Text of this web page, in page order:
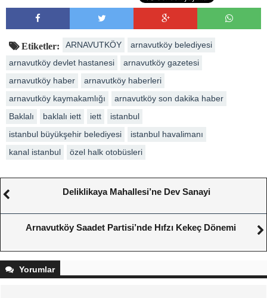
Etiketler: ARNAVUTKÖY
arnavutköy belediyesi
arnavutköy devlet hastanesi
arnavutköy gazetesi
arnavutköy haber
arnavutköy haberleri
arnavutköy kaymakamlığı
arnavutköy son dakika haber
Baklalı
baklalı iett iett
istanbul
istanbul büyükşehir belediyesi
istanbul havalimanı
kanal istanbul
özel halk otobüsleri
Deliklikaya Mahallesi’ne Dev Sanayi
Arnavutköy Saadet Partisi’nde Hıfzı Kekeç Dönemi
Yorumlar